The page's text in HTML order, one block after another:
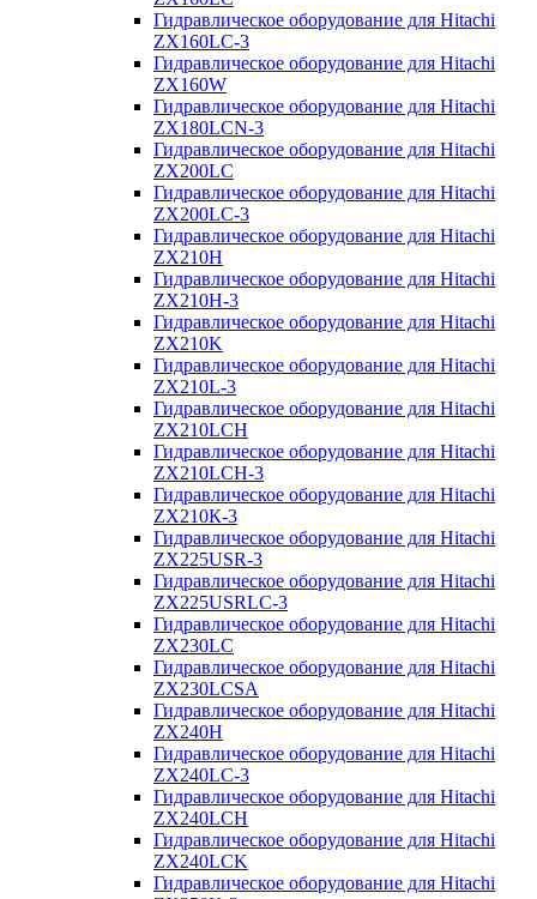
Гидравлическое оборудование для Hitachi
ZX160LC-3
Гидравлическое оборудование для Hitachi
ZX160W
Гидравлическое оборудование для Hitachi
ZX180LCN-3
Гидравлическое оборудование для Hitachi
ZX200LC
Гидравлическое оборудование для Hitachi
ZX200LC-3
Гидравлическое оборудование для Hitachi
ZX210H
Гидравлическое оборудование для Hitachi
ZX210H-3
Гидравлическое оборудование для Hitachi
ZX210K
Гидравлическое оборудование для Hitachi
ZX210L-3
Гидравлическое оборудование для Hitachi
ZX210LCH
Гидравлическое оборудование для Hitachi
ZX210LCH-3
Гидравлическое оборудование для Hitachi
ZX210К-3
Гидравлическое оборудование для Hitachi
ZX225USR-3
Гидравлическое оборудование для Hitachi
ZX225USRLC-3
Гидравлическое оборудование для Hitachi
ZX230LC
Гидравлическое оборудование для Hitachi
ZX230LCSA
Гидравлическое оборудование для Hitachi
ZX240H
Гидравлическое оборудование для Hitachi
ZX240LC-3
Гидравлическое оборудование для Hitachi
ZX240LCH
Гидравлическое оборудование для Hitachi
ZX240LCK
Гидравлическое оборудование для Hitachi